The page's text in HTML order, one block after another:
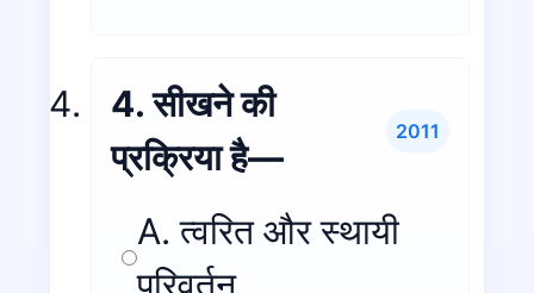
4. सीखने की
प्रक्रिया है—
2011
A. त्वरित और स्थायी